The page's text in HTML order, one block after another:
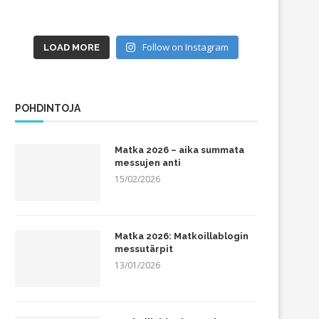
LOAD MORE Follow on Instagram
POHDINTOJA
Matka 2026 – aika summata
messujen anti
15/02/2026
Matka 2026: Matkoillablogin
messutärpit
13/01/2026